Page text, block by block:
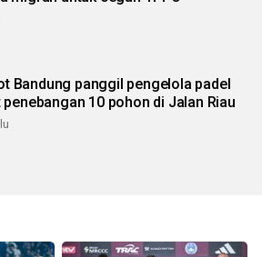
Bandung panggil pengelola padel
10 pohon di Jalan Riau